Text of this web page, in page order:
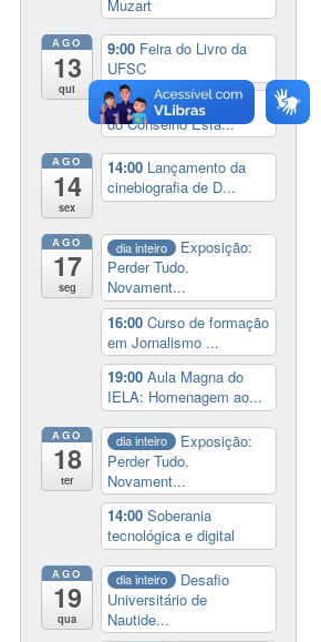
Muzart
AGO
13
qui
9:00 Feira do Livro da
UFSC
14:30 Sessão Especial
do Conselho Esta...
AGO
14
sex
14:00 Lançamento da
cinebiografia de D...
AGO
17
seg
dia inteiro
Exposição:
Perder Tudo.
Novament...
16:00Curso de formação
em Jornalismo ...
19:00Aula Magna do
IELA: Homenagem ao...
AGO
18
ter
dia inteiro
Exposição:
Perder Tudo.
Novament...
14:00Soberania
tecnológica e digital
AGO
19
qua
dia inteiro
Desafio
Universitário de
Nautide...